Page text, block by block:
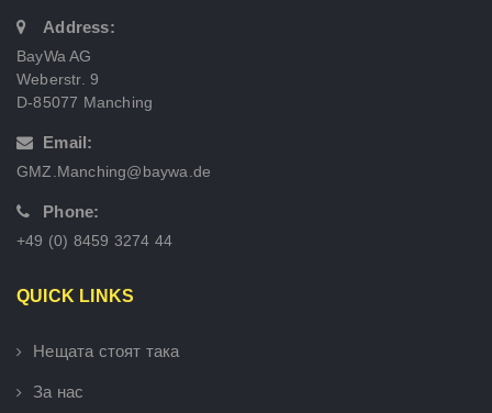
Address:
BayWa AG
Weberstr. 9
D-85077 Manching
Email:
GMZ.Manching@baywa.de
Phone:
+49 (0) 8459 3274 44
QUICK LINKS
Нещата стоят така
За нас